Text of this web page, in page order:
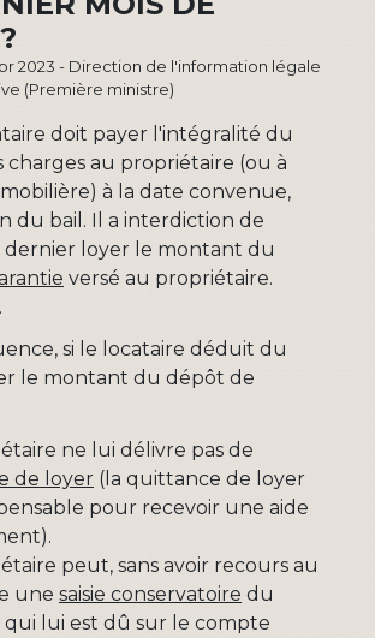
2023 - Direction de l'information légale
(Première ministre)
doit payer l'intégralité du
charges au propriétaire (ou à
à la date convenue,
du bail. Il a interdiction de
loyer le montant du
versé au propriétaire.
si le locataire déduit du
le montant du dépôt de
ne lui délivre pas de
de loyer (la quittance de loyer
pour recevoir une aide
peut, sans avoir recours au
une saisie conservatoire du
lui est dû sur le compte